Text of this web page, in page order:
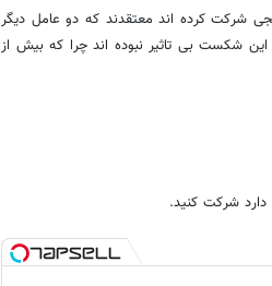
شرکت کرده اند معتقدند که دو عامل دیگر
این شکست بی تاثیر نبوده اند چرا که بیش از
دارد شرکت کنید.